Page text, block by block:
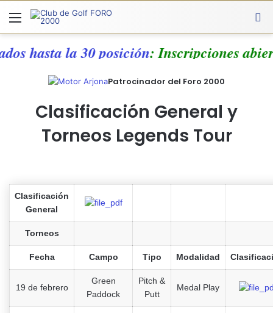
Menú
hasta la 30 posición: Inscripciones
Patrocinador del Foro 2000
Clasificación General y
Torneos Legends Tour
Clasificación
General
Torneos
Fecha Campo Tipo Modalidad
19 de febrero
Green
Paddock
Pitch &
Putt
Medal Play